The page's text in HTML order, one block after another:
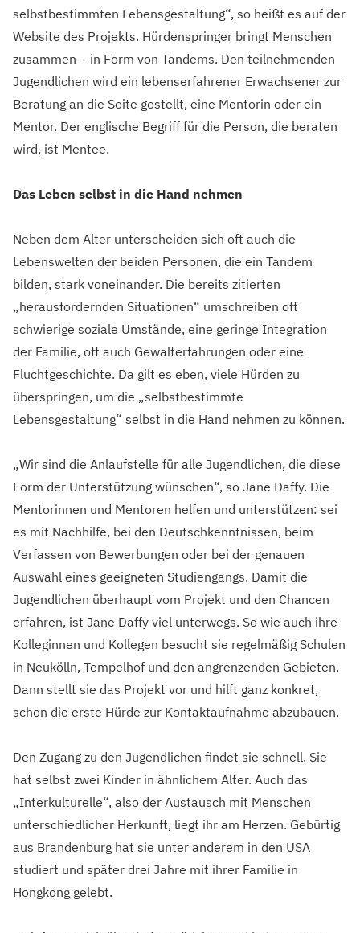
selbstbestimmten Lebensgestaltung“, so heißt es auf der
Website des Projekts. Hürdenspringer bringt Menschen
zusammen – in Form von Tandems. Den teilnehmenden
Jugendlichen wird ein lebenserfahrener Erwachsener zur
Beratung an die Seite gestellt, eine Mentorin oder ein
Mentor. Der englische Begriff für die Person, die beraten
wird, ist Mentee.
Das Leben selbst in die Hand nehmen
Neben dem Alter unterscheiden sich oft auch die
Lebenswelten der beiden Personen, die ein Tandem
bilden, stark voneinander. Die bereits zitierten
„herausfordernden Situationen“ umschreiben oft
schwierige soziale Umstände, eine geringe Integration
der Familie, oft auch Gewalterfahrungen oder eine
Fluchtgeschichte. Da gilt es eben, viele Hürden zu
überspringen, um die „selbstbestimmte
Lebensgestaltung“ selbst in die Hand nehmen zu können.
„Wir sind die Anlaufstelle für alle Jugendlichen, die diese
Form der Unterstützung wünschen“, so Jane Daffy. Die
Mentorinnen und Mentoren helfen und unterstützen: sei
es mit Nachhilfe, bei den Deutschkenntnissen, beim
Verfassen von Bewerbungen oder bei der genauen
Auswahl eines geeigneten Studiengangs. Damit die
Jugendlichen überhaupt vom Projekt und den Chancen
erfahren, ist Jane Daffy viel unterwegs. So wie auch ihre
Kolleginnen und Kollegen besucht sie regelmäßig Schulen
in Neukölln, Tempelhof und den angrenzenden Gebieten.
Dann stellt sie das Projekt vor und hilft ganz konkret,
schon die erste Hürde zur Kontaktaufnahme abzubauen.
Den Zugang zu den Jugendlichen findet sie schnell. Sie
hat selbst zwei Kinder in ähnlichem Alter. Auch das
„Interkulturelle“, also der Austausch mit Menschen
unterschiedlicher Herkunft, liegt ihr am Herzen. Gebürtig
aus Brandenburg hat sie unter anderem in den USA
studiert und später drei Jahre mit ihrer Familie in
Hongkong gelebt.